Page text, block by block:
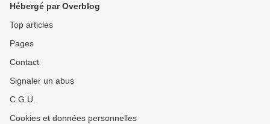
Hébergé par Overblog
Top articles
Pages
Contact
Signaler un abus
C.G.U.
Cookies et données personnelles